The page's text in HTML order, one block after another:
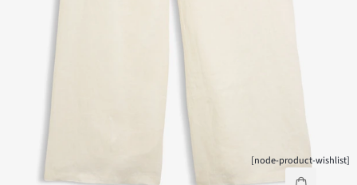
[node-product-wishlist]